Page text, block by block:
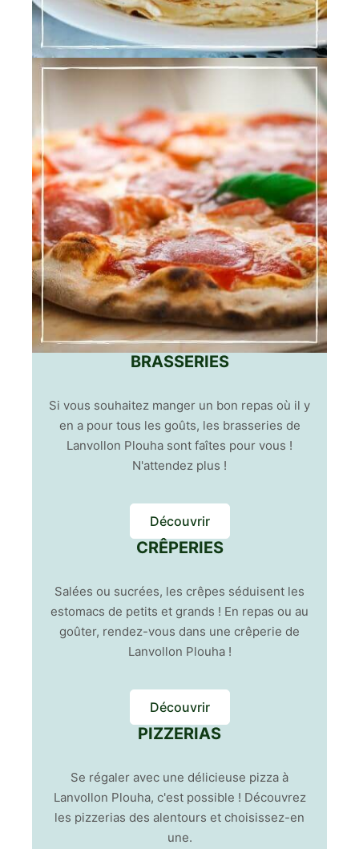
BRASSERIES
Si vous souhaitez manger un bon repas où il y
en a pour tous les goûts, les brasseries de
Lanvollon Plouha sont faîtes pour vous !
N'attendez plus !
Découvrir
CRÊPERIES
Salées ou sucrées, les crêpes séduisent les
estomacs de petits et grands ! En repas ou au
goûter, rendez-vous dans une crêperie de
Lanvollon Plouha !
Découvrir
PIZZERIAS
Se régaler avec une délicieuse pizza à
Lanvollon Plouha, c'est possible ! Découvrez
les pizzerias des alentours et choisissez-en
une.